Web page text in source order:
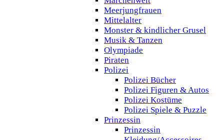
Meerjungfrauen
Mittelalter
Monster & kindlicher Grusel
Musik & Tanzen
Olympiade
Piraten
Polizei
Polizei Bücher
Polizei Figuren & Autos
Polizei Kostüme
Polizei Spiele & Puzzle
Prinzessin
Prinzessin